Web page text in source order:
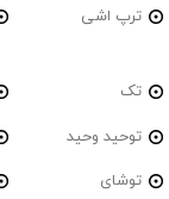
ترپ اشی
تک
توحید وحید
توشای